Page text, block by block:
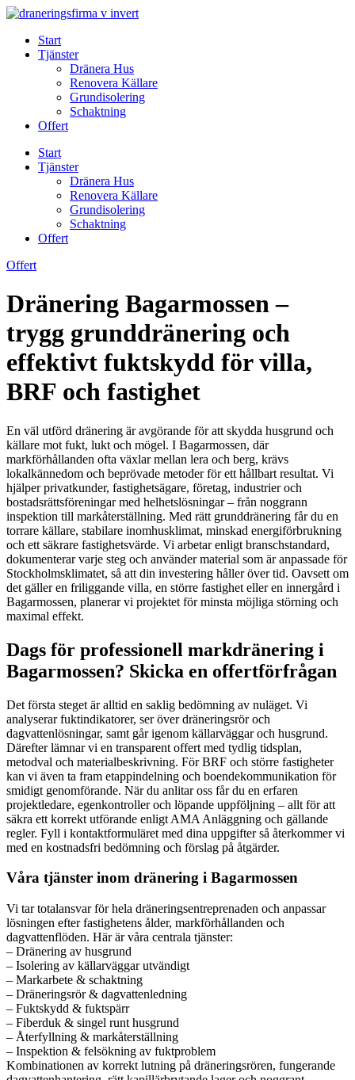
Skip
contentStart
Tjänster
Dränera Hus
Renovera Källare
Grundisolering
Schaktning
Offert
Start
Tjänster
Dränera Hus
Renovera Källare
Grundisolering
Schaktning
Offert
Offert
Dränering Bagarmossen –
trygg grunddränering och
effektivt fuktskydd för villa,
BRF och fastighet
En väl utförd dränering är avgörande för att skydda husgrund och
källare mot fukt, lukt och mögel. I Bagarmossen, där
markförhållanden ofta växlar mellan lera och berg, krävs
lokalkännedom och beprövade metoder för ett hållbart resultat. Vi
hjälper privatkunder, fastighetsägare, företag, industrier och
bostadsrättsföreningar med helhetslösningar – från noggrann
inspektion till markåterställning. Med rätt grunddränering får du en
torrare källare, stabilare inomhusklimat, minskad energiförbrukning
och ett säkrare fastighetsvärde. Vi arbetar enligt branschstandard,
dokumenterar varje steg och använder material som är anpassade för
Stockholmsklimatet, så att din investering håller över tid. Oavsett om
det gäller en friliggande villa, en större fastighet eller en innergård i
Bagarmossen, planerar vi projektet för minsta möjliga störning och
maximal effekt.
Dags för professionell markdränering i
Bagarmossen? Skicka en offertförfrågan
Det första steget är alltid en saklig bedömning av nuläget. Vi
analyserar fuktindikatorer, ser över dräneringsrör och
dagvattenlösningar, samt går igenom källarväggar och husgrund.
Därefter lämnar vi en transparent offert med tydlig tidsplan,
metodval och materialbeskrivning. För BRF och större fastigheter
kan vi även ta fram etappindelning och boendekommunikation för
smidigt genomförande. När du anlitar oss får du en erfaren
projektledare, egenkontroller och löpande uppföljning – allt för att
säkra ett korrekt utförande enligt AMA Anläggning och gällande
regler. Fyll i kontaktformuläret med dina uppgifter så återkommer vi
med en kostnadsfri bedömning och förslag på åtgärder.
Våra tjänster inom dränering i Bagarmossen
Vi tar totalansvar för hela dräneringsentreprenaden och anpassar
lösningen efter fastighetens ålder, markförhållanden och
dagvattenflöden. Här är våra centrala tjänster:
– Dränering av husgrund
– Isolering av källarväggar utvändigt
– Markarbete & schaktning
– Dräneringsrör & dagvattenledning
– Fuktskydd & fuktspärr
– Fiberduk & singel runt husgrund
– Återfyllning & markåterställning
– Inspektion & felsökning av fuktproblem
Kombinationen av korrekt lutning på dräneringsrören, fungerande